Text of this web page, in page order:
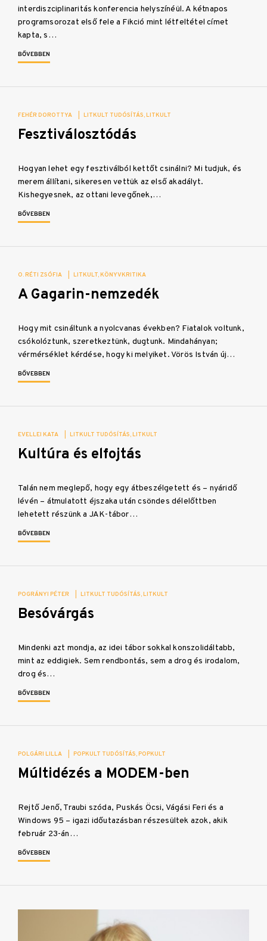
interdiszciplinaritás konferencia helyszínéül. A kétnapos
programsorozat első fele a Fikció mint létfeltétel címet
kapta, s…
BŐVEBBEN
FEHÉR DOROTTYA LITKULT TUDÓSÍTÁS LITKULT
Fesztiválosztódás
Hogyan lehet egy fesztiválból kettőt csinálni? Mi tudjuk, és
merem állítani, sikeresen vettük az első akadályt.
Kishegyesnek, az ottani levegőnek,…
BŐVEBBEN
O. RÉTI ZSÓFIA LITKULT KÖNYVKRITIKA
A Gagarin-nemzedék
Hogy mit csináltunk a nyolcvanas években? Fiatalok voltunk,
csókolóztunk, szeretkeztünk, dugtunk. Mindahányan;
vérmérséklet kérdése, hogy ki melyiket. Vörös István új…
BŐVEBBEN
EVELLEI KATA LITKULT TUDÓSÍTÁS LITKULT
Kultúra és elfojtás
Talán nem meglepő, hogy egy átbeszélgetett és – nyáridő
lévén – átmulatott éjszaka után csöndes délelőttben
lehetett részünk a JAK-tábor…
BŐVEBBEN
POGRÁNYI PÉTER LITKULT TUDÓSÍTÁS LITKULT
Besóvárgás
Mindenki azt mondja, az idei tábor sokkal konszolidáltabb,
mint az eddigiek. Sem rendbontás, sem a drog és irodalom,
drog és…
BŐVEBBEN
POLGÁRI LILLA POPKULT TUDÓSÍTÁS POPKULT
Múltidézés a MODEM-ben
Rejtő Jenő, Traubi szóda, Puskás Öcsi, Vágási Feri és a
Windows 95 – igazi időutazásban részesültek azok, akik
február 23-án…
BŐVEBBEN